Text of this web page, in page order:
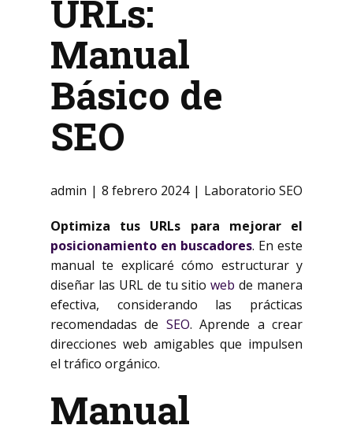
URLs:
Manual
Básico de
SEO
admin 8 febrero 2024 Laboratorio SEO
Optimiza tus URLs para mejorar el
posicionamiento en buscadores. En este
manual te explicaré cómo estructurar y
diseñar las URL de tu sitioweb de manera
efectiva, considerando las prácticas
recomendadas de SEO. Aprende a crear
direcciones web amigables que impulsen
el tráfico orgánico.
Manual